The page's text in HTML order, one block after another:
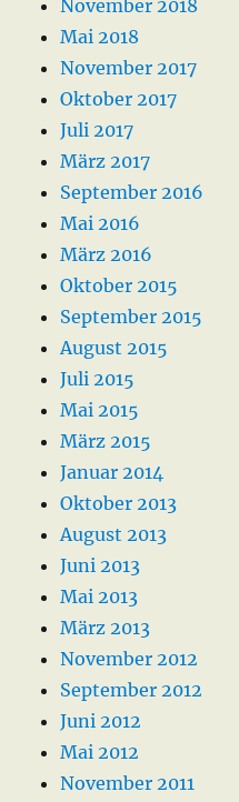
November 2018
Mai 2018
November 2017
Oktober 2017
Juli 2017
März 2017
September 2016
Mai 2016
März 2016
Oktober 2015
September 2015
August 2015
Juli 2015
Mai 2015
März 2015
Januar 2014
Oktober 2013
August 2013
Juni 2013
Mai 2013
März 2013
November 2012
September 2012
Juni 2012
Mai 2012
November 2011